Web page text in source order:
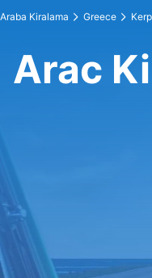
Araba Kiralama Greece
Arac